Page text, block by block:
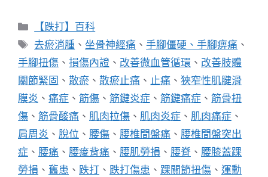
分
類
【跌打】百科
標
籤
去瘀消腫 、坐骨神經痛 、手腳僵硬、手腳痹痛 、
手腳扭傷 、 損傷內證 、 改善微血管循環 、 改善肢體
關節緊固 、 散瘀 、 散瘀止痛 、 止痛 、 狹窄性肌腱滑
膜炎 、 痛症 、 筋傷 、 筋鍵炎症 、 筋鍵痛症 、 筋骨扭
傷 、 筋骨酸痛 、 肌肉拉傷 、 肌肉炎症 、 肌肉痛症 、
肩周炎 、 脫位 、 腰傷 、 腰椎間盤痛 、 腰椎間盤突出
症 、 腰痛 、 腰痠背痛 、 腰肌勞損 、 腰脊 、 腰膝蓋踝
勞損 、 舊患 、 跌打 、 跌打傷患 、 踝關節扭傷 、 運勳